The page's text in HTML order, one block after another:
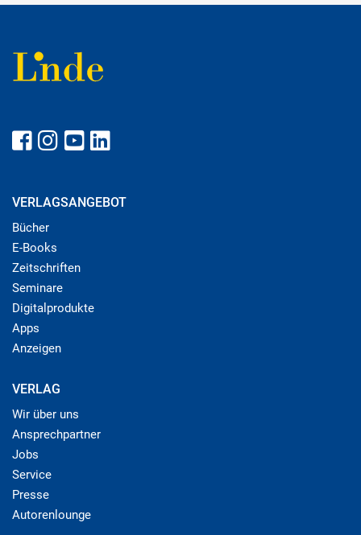
VERLAGSANGEBOT
Bücher
E-Books
Zeitschriften
Seminare
Digitalprodukte
Apps
Anzeigen
VERLAG
Wir über uns
Ansprechpartner
Jobs
Service
Presse
Autorenlounge